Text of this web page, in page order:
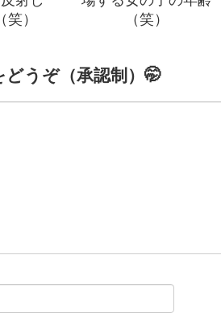
）
（笑）
うぞ（承認制）🤭